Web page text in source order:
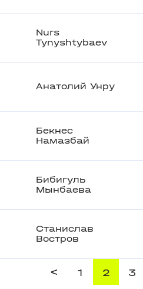
Nurs
Tynyshtybaev
Анатолий Унру
Бекнес
Намазбай
Бибигуль
Мынбаева
Станислав
Востров
< 1 2 3